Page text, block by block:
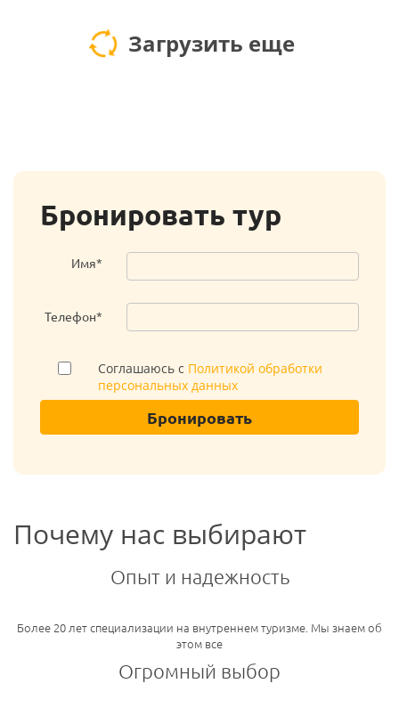
Загрузить еще
Бронировать тур
Имя*
Телефон*
Соглашаюсь с Политикой обработки
персональных данных
Бронировать
Почему нас выбирают
Опыт и надежность
Более 20 лет специализации на внутреннем туризме. Мы знаем об
этом все
Огромный выбор